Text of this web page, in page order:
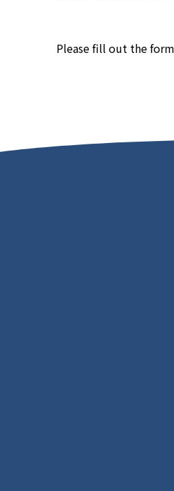
Please fill out the